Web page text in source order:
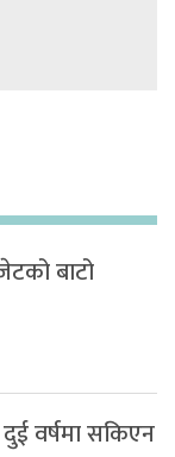
बाटो
वर्षमा सकिएन